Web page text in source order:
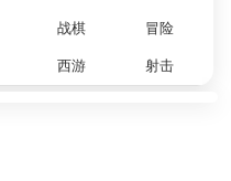
战棋 冒险
西游 射击